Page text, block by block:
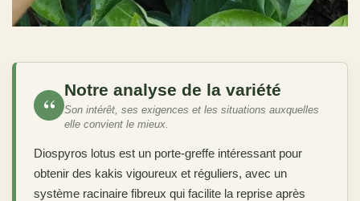
“
Notre analyse de la variété
Son intérêt, ses exigences et les situations auxquelles
elle convient le mieux.
Diospyros lotus est un porte-greffe intéressant pour
obtenir des kakis vigoureux et réguliers, avec un
système racinaire fibreux qui facilite la reprise après